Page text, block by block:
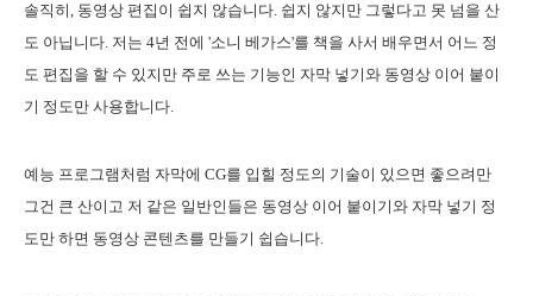
솔직히, 동영상 편집이 쉽지 않습니다. 쉽지 않지만 그렇다고 못 넘을 산
도 아닙니다. 저는 4년 전에 '소니 베가스'를 책을 사서 배우면서 어느 정
도 편집을 할 수 있지만 주로 쓰는 기능인 자막 넣기와 동영상 이어 붙이
기 정도만 사용합니다.
예능 프로그램처럼 자막에 CG를 입힐 정도의 기술이 있으면 좋으려만
그건 큰 산이고 저 같은 일반인들은 동영상 이어 붙이기와 자막 넣기 정
도만 하면 동영상 콘텐츠를 만들기 쉽습니다.